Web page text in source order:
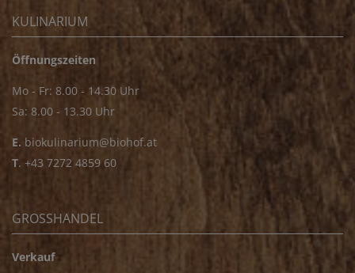
KULINARIUM
Öffnungszeiten
Mo - Fr: 8.00 - 14.30 Uhr
Sa: 8.00 - 13.30 Uhr
E. biokulinarium@biohof.at
T. +43 7272 4859 60
GROSSHANDEL
Verkauf